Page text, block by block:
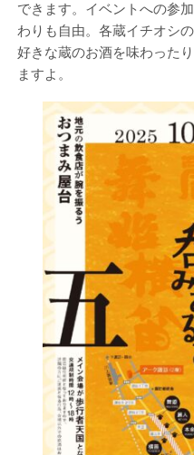
できます。イベントへの参
わりも自由。各蔵イチオシ
好きな蔵のお酒を味わった
ますよ。